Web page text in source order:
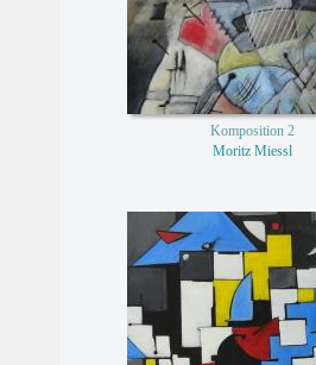
Komposition 2
Moritz Miessl